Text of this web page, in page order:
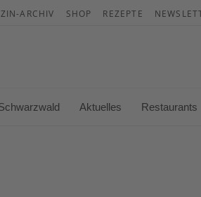
ARCHIV SHOP REZEPTE
Aktuelles Restaurants